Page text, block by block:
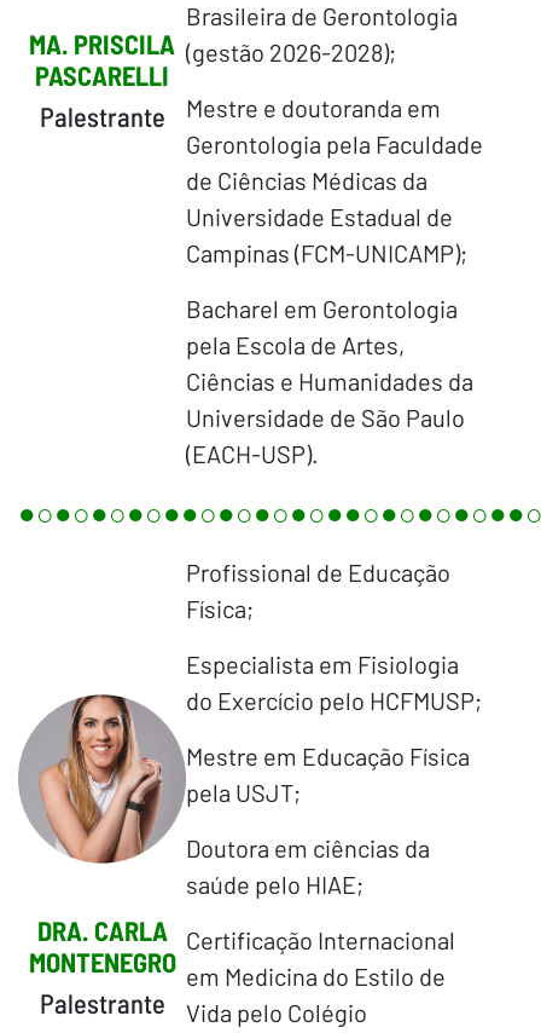
MA. PRISCILA
PASCARELLI
Palestrante
Brasileira de Gerontologia
(gestão 2026-2028);
Mestre e doutoranda em
Gerontologia pela Faculdade
de Ciências Médicas da
Universidade Estadual de
Campinas (FCM-UNICAMP);
Bacharel em Gerontologia
pela Escola de Artes,
Ciências e Humanidades da
Universidade de São Paulo
(EACH-USP).
DRA. CARLA
MONTENEGRO
Palestrante
Profissional de Educação
Física;
Especialista em Fisiologia
do Exercício pelo HCFMUSP;
Mestre em Educação Física
pela USJT;
Doutora em ciências da
saúde pelo HIAE;
Certificação Internacional
em Medicina do Estilo de
Vida pelo Colégio